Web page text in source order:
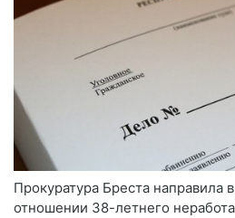
Прокуратура Бреста направила
отношении 38-летнего